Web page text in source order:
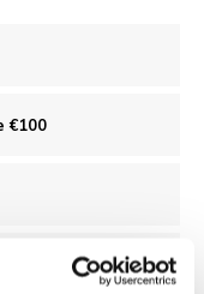
€100